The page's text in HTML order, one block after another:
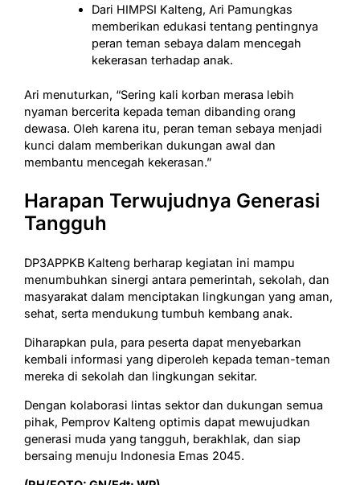
Dari HIMPSI Kalteng, Ari Pamungkas
memberikan edukasi tentang pentingnya
peran teman sebaya dalam mencegah
kekerasan terhadap anak.
Ari menuturkan, “Sering kali korban merasa lebih
nyaman bercerita kepada teman dibanding orang
dewasa. Oleh karena itu, peran teman sebaya menjadi
kunci dalam memberikan dukungan awal dan
membantu mencegah kekerasan.”
Harapan Terwujudnya Generasi
Tangguh
DP3APPKB Kalteng berharap kegiatan ini mampu
menumbuhkan sinergi antara pemerintah, sekolah, dan
masyarakat dalam menciptakan lingkungan yang aman,
sehat, serta mendukung tumbuh kembang anak.
Diharapkan pula, para peserta dapat menyebarkan
kembali informasi yang diperoleh kepada teman-teman
mereka di sekolah dan lingkungan sekitar.
Dengan kolaborasi lintas sektor dan dukungan semua
pihak, Pemprov Kalteng optimis dapat mewujudkan
generasi muda yang tangguh, berakhlak, dan siap
bersaing menuju Indonesia Emas 2045.